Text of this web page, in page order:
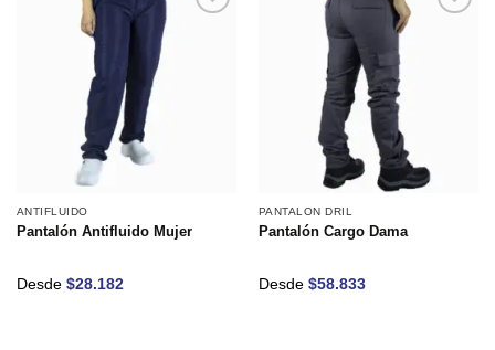
ANTIFLUIDO
Pantalón Antifluido Mujer
Desde $28.182
PANTALON DRIL
Pantalón Cargo Dama
Desde $58.833